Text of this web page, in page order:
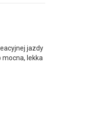
jazdy
lekka